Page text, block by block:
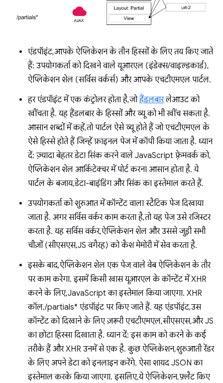
एंडपॉइंट, आपके ऐप्लिकेशन के तीन हिस्सों के लिए तय किए जाते
हैं: उपयोगकर्ता को दिखने वाले यूआरएल (इंडेक्स/वाइल्डकार्ड),
ऐप्लिकेशन शेल (सर्विस वर्कर्स) और आपके एचटीएमएल पार्टल.
हर एंडपॉइंट में एक कंट्रोलर होता है, जोहैंडलबारलेआउट को
खींचता है. यह हैंडलबार के हिस्सों और व्यू को भी खींच सकता है.
आसान शब्दों में कहें, तो पार्टल ऐसे व्यू होते हैं जो एचटीएमएल के
ऐसे हिस्से होते हैं जिन्हें फ़ाइनल पेज में कॉपी किया जाता है. ध्यान
दें: ज़्यादा बेहतर डेटा सिंक करने वाले JavaScript फ़्रेमवर्क को,
ऐप्लिकेशन शेल आर्किटेक्चर में पोर्ट करना आसान होता है. ये
पार्टल के बजाय, डेटा-बाइंडिंग और सिंक का इस्तेमाल करते हैं.
उपयोगकर्ता को शुरुआत में कॉन्टेंट वाला स्टैटिक पेज दिखाया
जाता है. अगर सर्विस वर्कर काम करता है, तो यह पेज उसे रजिस्टर
करता है. यह सर्विस वर्कर, ऐप्लिकेशन शेल और उससे जुड़ी सभी
चीज़ों (सीएसएस, JS वगैरह) को कैश मेमोरी में सेव करता है.
इसके बाद, ऐप्लिकेशन शेल एक पेज वाले वेब ऐप्लिकेशन के तौर
पर काम करेगा. इसमें किसी खास यूआरएल के कॉन्टेंट में XHR
करने के लिए, JavaScript का इस्तेमाल किया जाएगा. XHR
कॉल, /partials* एंडपॉइंट पर किए जाते हैं. यह एंडपॉइंट, उस
कॉन्टेंट को दिखाने के लिए ज़रूरी एचटीएमएल, सीएसएस, और JS
का छोटा हिस्सा दिखाता है. ध्यान दें: इस काम को करने के कई
तरीके हैं और XHR उनमें से एक है. कुछ ऐप्लिकेशन, शुरुआती रेंडर
के लिए अपने डेटा को इनलाइन करेंगे. ऐसा शायद JSON का
इस्तेमाल करके किया जाएगा. इसलिए, ये ऐप्लिकेशन, फ़्लैट किए